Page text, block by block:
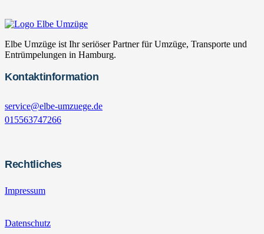
Elbe Umzüge ist Ihr seriöser Partner für Umzüge, Transporte und
Entrümpelungen in Hamburg.
Kontaktinformation
service@elbe-umzuege.de
015563747266
Rechtliches
Impressum
Datenschutz